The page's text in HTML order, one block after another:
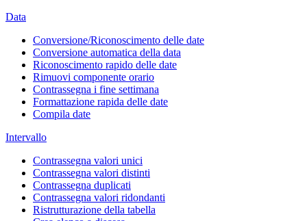
Data
Conversione/Riconoscimento delle date
Conversione automatica della data
Riconoscimento rapido delle date
Rimuovi componente orario
Contrassegna i fine settimana
Formattazione rapida delle date
Compila date
Intervallo
Contrassegna valori unici
Contrassegna valori distinti
Contrassegna duplicati
Contrassegna valori ridondanti
Ristrutturazione della tabella